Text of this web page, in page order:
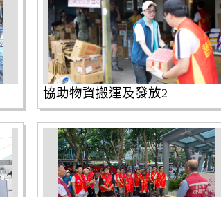
協助物資搬運及發放2